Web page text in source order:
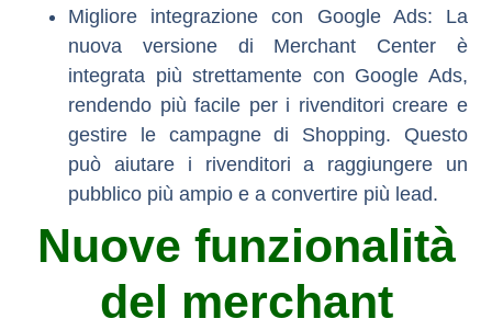
Migliore integrazione con Google Ads: La
nuova versione di Merchant Center è
integrata più strettamente con Google Ads,
rendendo più facile per i rivenditori creare e
gestire le campagne di Shopping. Questo
può aiutare i rivenditori a raggiungere un
pubblico più ampio e a convertire più lead.
Nuove funzionalità
del merchant